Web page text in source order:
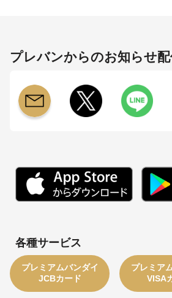
プレバンからのお知らせ配
各種サービス
プレミアムバンダイ
JCBカード
プレミア
VISA